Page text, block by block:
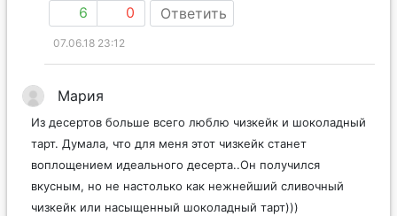
6 0 Ответить
07.06.18 23:12
Мария
Из десертов больше всего люблю чизкейк и шоколадный
тарт. Думала, что для меня этот чизкейк станет
воплощением идеального десерта..Он получился
вкусным, но не настолько как нежнейший сливочный
чизкейк или насыщенный шоколадный тарт)))